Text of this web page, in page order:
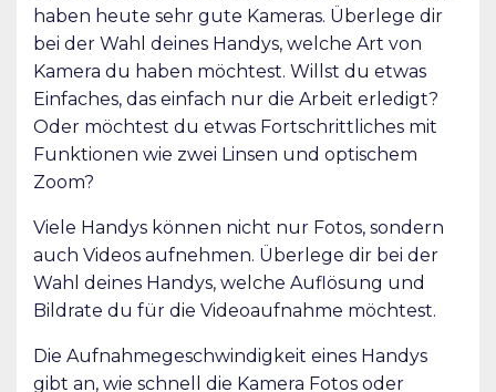
haben heute sehr gute Kameras. Überlege dir
bei der Wahl deines Handys, welche Art von
Kamera du haben möchtest. Willst du etwas
Einfaches, das einfach nur die Arbeit erledigt?
Oder möchtest du etwas Fortschrittliches mit
Funktionen wie zwei Linsen und optischem
Zoom?
Viele Handys können nicht nur Fotos, sondern
auch Videos aufnehmen. Überlege dir bei der
Wahl deines Handys, welche Auflösung und
Bildrate du für die Videoaufnahme möchtest.
Die Aufnahmegeschwindigkeit eines Handys
gibt an, wie schnell die Kamera Fotos oder